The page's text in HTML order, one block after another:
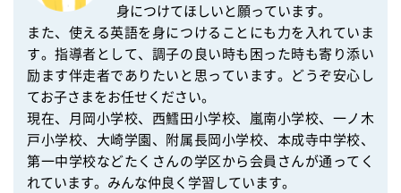
身につけてほしいと願っています。
また、使える英語を身につけることにも力を入れていま
す。指導者として、調子の良い時も困った時も寄り添い
励ます伴走者でありたいと思っています。どうぞ安心し
てお子さまをお任せください。
現在、月岡小学校、西鱈田小学校、嵐南小学校、一ノ木
戸小学校、大崎学園、附属長岡小学校、本成寺中学校、
第一中学校などたくさんの学区から会員さんが通ってく
れています。みんな仲良く学習しています。